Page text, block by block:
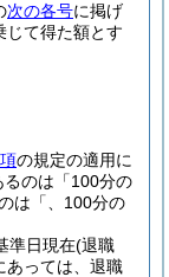
次の各号に掲げ
じて得た額とす
の規定の適用に
のは「100分の
は「、100分の
準日現在(退職
あっては、退職